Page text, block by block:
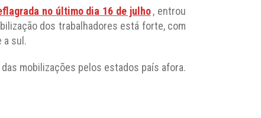
no último dia 16 de julho , entrou
dos trabalhadores está forte, com
a sul.
mobilizações pelos estados país afora.